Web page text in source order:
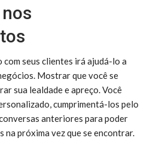
seus clientes irá ajudá-lo a
Mostrar que você se
sua lealdade e apreço. Você
cumprimentá-los pelo
anteriores para poder
na próxima vez que se encontrar.